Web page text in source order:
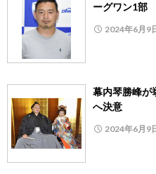
ーグワン1部
2024年6月9
幕内琴勝峰が
へ決意
2024年6月9